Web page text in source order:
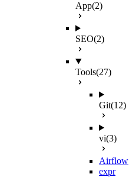
App(2)
SEO(2)
Tools(27)
Git(12)
vi(3)
Airflow
expr